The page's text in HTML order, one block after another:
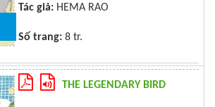
Tác giả: HEMA RAO
Số trang: 8 tr.
THE LEGENDARY BIRD